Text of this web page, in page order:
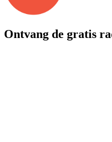
Ontvang de gratis